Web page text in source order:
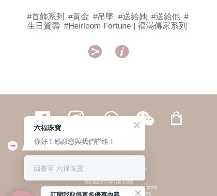
#首飾系列 #黃金 #吊墜 #送給她 #送給他 #
生日賀壽 #Heirloom Fortune | 福滿傳家系列
 
繁體 | 簡体
© 六福集團 版權所有 不得轉載 私隱政策
貴金屬及寶石A類註冊交易商
(六福企業禮品(國際)有限公司-註冊號碼:A-B-24-05-07207;
六福電子商貿有限公司-註冊號碼:A-B-24-05-07206)
六福珠寶
你好！感謝您與我們聯絡！
回覆至 六福珠寶